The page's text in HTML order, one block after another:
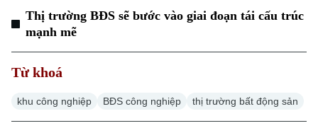
Thị trường BĐS sẽ bước vào giai đoạn tái cấu trúc
mạnh mẽ
Từ khoá
khu công nghiệp BĐS công nghiệp thị trường bất động sản